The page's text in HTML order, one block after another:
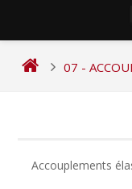
07 -
Accouplements
DE